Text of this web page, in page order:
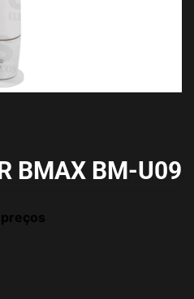
BMAX BM-U09